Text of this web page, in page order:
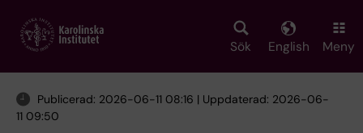
main
Sök English Meny
Publicerad: 2026-06-11 08:16 | Uppdaterad: 2026-06-
11 09:50